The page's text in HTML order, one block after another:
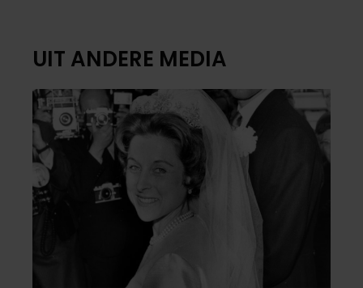
UIT ANDERE MEDIA